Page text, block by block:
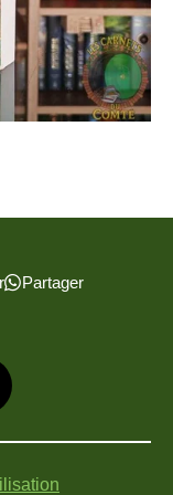
Partager